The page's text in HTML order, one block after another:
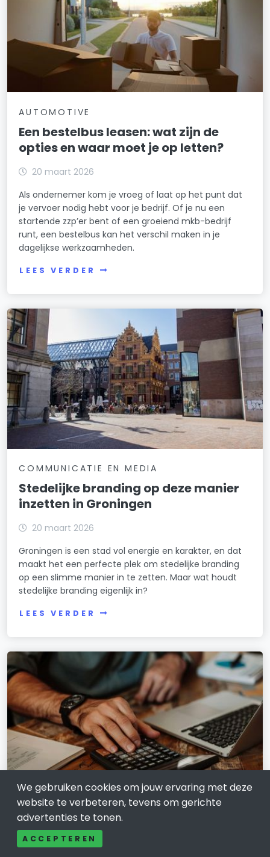
AUTOMOTIVE
Een bestelbus leasen: wat zijn de
opties en waar moet je op letten?
20 maart 2026
Als ondernemer kom je vroeg of laat op het punt dat
je vervoer nodig hebt voor je bedrijf. Of je nu een
startende zzp’er bent of een groeiend mkb-bedrijf
runt, een bestelbus kan het verschil maken in je
dagelijkse werkzaamheden.
LEES VERDER
COMMUNICATIE EN MEDIA
Stedelijke branding op deze manier
inzetten in Groningen
20 maart 2026
Groningen is een stad vol energie en karakter, en dat
maakt het een perfecte plek om stedelijke branding
op een slimme manier in te zetten. Maar wat houdt
stedelijke branding eigenlijk in?
LEES VERDER
ZAKELIJKE DIENSTVERLENING
Boekhouder zzp in Groningen: grip op
je cijfers, rust in je hoofd
We gebruiken cookies om jouw ervaring met deze
website te verbeteren, tevens om gerichte
advertenties te tonen.
ACCEPTEREN